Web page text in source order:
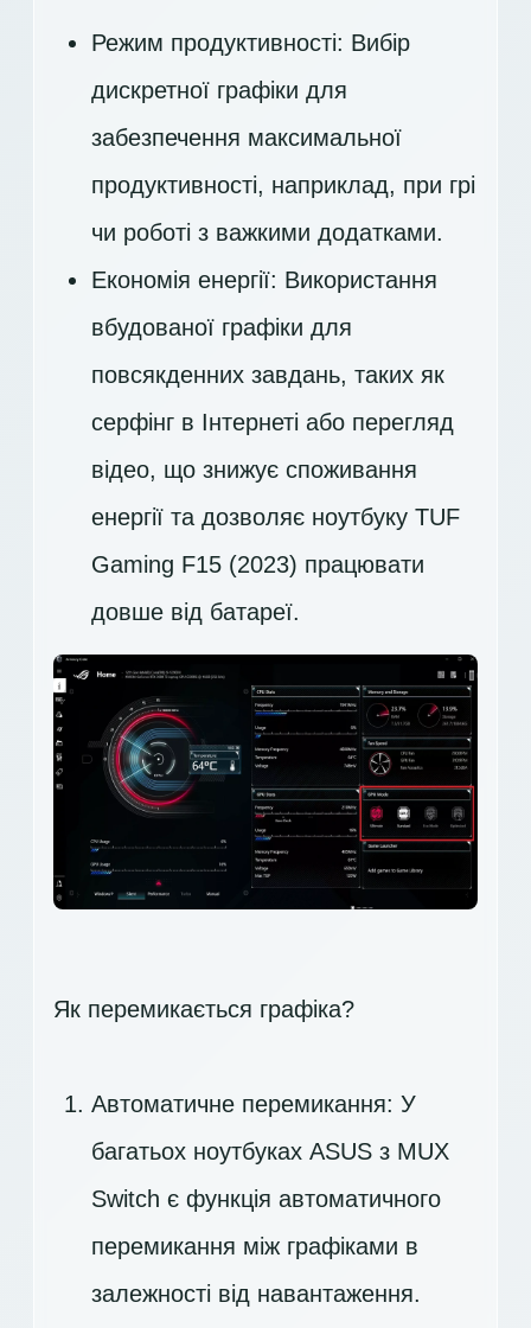
Режим продуктивності: Вибір
дискретної графіки для
забезпечення максимальної
продуктивності, наприклад, при грі
чи роботі з важкими додатками.
Економія енергії: Використання
вбудованої графіки для
повсякденних завдань, таких як
серфінг в Інтернеті або перегляд
відео, що знижує споживання
енергії та дозволяє ноутбуку TUF
Gaming F15 (2023) працювати
довше від батареї.
Як перемикається графіка?
Автоматичне перемикання: У
багатьох ноутбуках ASUS з MUX
Switch є функція автоматичного
перемикання між графіками в
залежності від навантаження.